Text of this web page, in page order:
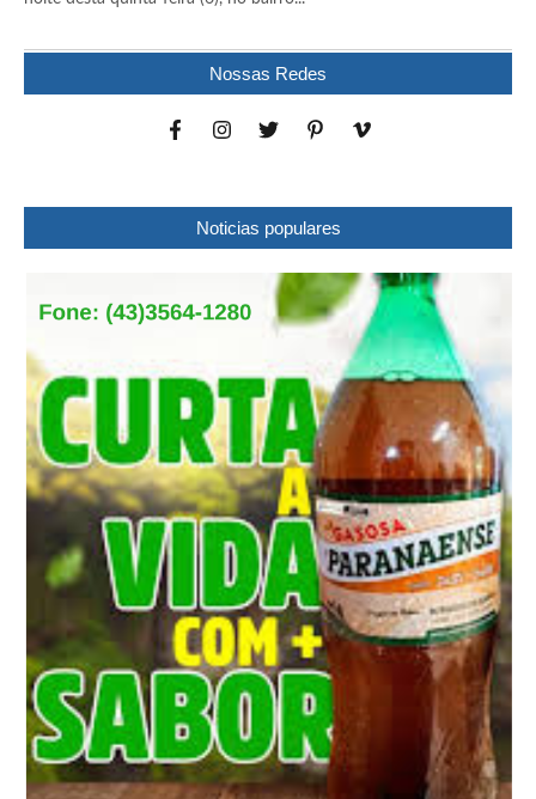
Nossas Redes
Noticias populares